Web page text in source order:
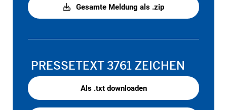
Gesamte Meldung als .zip
PRESSETEXT3761 ZEICHEN
Als .txt downloaden